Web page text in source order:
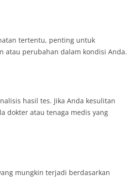
tertentu, penting untuk
atau perubahan dalam kondisi Anda.
hasil tes. Jika Anda kesulitan
dokter atau tenaga medis yang
mungkin terjadi berdasarkan